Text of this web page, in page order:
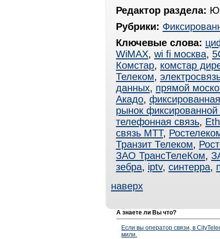
Редактор раздела:
Рубрики:
Ключевые слова:
WiMAX, wi fi москва,
Комстар, комстар
Телеком,
данных, прямой
Акадо,
рынок фиксированной
телефонная связь,
связь МТТ,
Транзит Телеком,
ЗАО ТрансТелеКом,
зебра, iptv, синтерра,
наверх
А знаете ли Вы что?
Если вы оператор связи, в
мили.